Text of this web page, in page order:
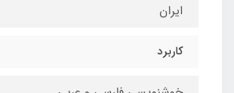
ایران
کاربرد